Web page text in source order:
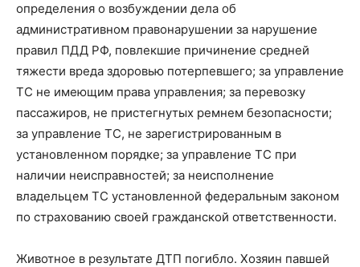
определения о возбуждении дела об
административном правонарушении за нарушение
правил ПДД РФ, повлекшие причинение средней
тяжести вреда здоровью потерпевшего; за управление
ТС не имеющим права управления; за перевозку
пассажиров, не пристегнутых ремнем безопасности;
за управление ТС, не зарегистрированным в
установленном порядке; за управление ТС при
наличии неисправностей; за неисполнение
владельцем ТС установленной федеральным законом
по страхованию своей гражданской ответственности.
Животное в результате ДТП погибло. Хозяин павшей